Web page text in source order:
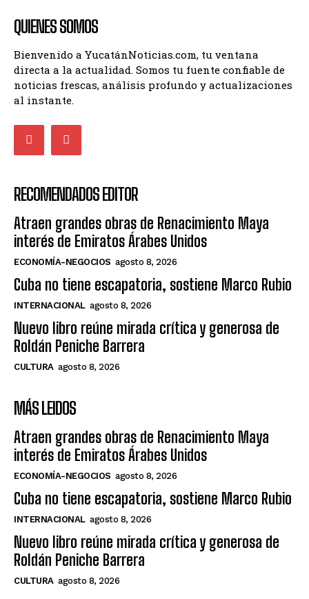
QUIENES SOMOS
Bienvenido a YucatánNoticias.com, tu ventana
directa a la actualidad. Somos tu fuente confiable de
noticias frescas, análisis profundo y actualizaciones
al instante.
RECOMENDADOS EDITOR
Atraen grandes obras de Renacimiento Maya
interés de Emiratos Árabes Unidos
ECONOMÍA-NEGOCIOS agosto 8, 2026
Cuba no tiene escapatoria, sostiene Marco Rubio
INTERNACIONAL agosto 8, 2026
Nuevo libro reúne mirada crítica y generosa de
Roldán Peniche Barrera
CULTURA agosto 8, 2026
MÁS LEIDOS
Atraen grandes obras de Renacimiento Maya
interés de Emiratos Árabes Unidos
ECONOMÍA-NEGOCIOS agosto 8, 2026
Cuba no tiene escapatoria, sostiene Marco Rubio
INTERNACIONAL agosto 8, 2026
Nuevo libro reúne mirada crítica y generosa de
Roldán Peniche Barrera
CULTURA agosto 8, 2026